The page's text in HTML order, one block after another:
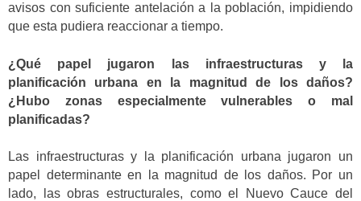
avisos con suficiente antelación a la población, impidiendo
que esta pudiera reaccionar a tiempo.
¿Qué papel jugaron las infraestructuras y la
planificación urbana en la magnitud de los daños?
¿Hubo zonas especialmente vulnerables o mal
planificadas?
Las infraestructuras y la planificación urbana jugaron un
papel determinante en la magnitud de los daños. Por un
lado, las obras estructurales, como el Nuevo Cauce del